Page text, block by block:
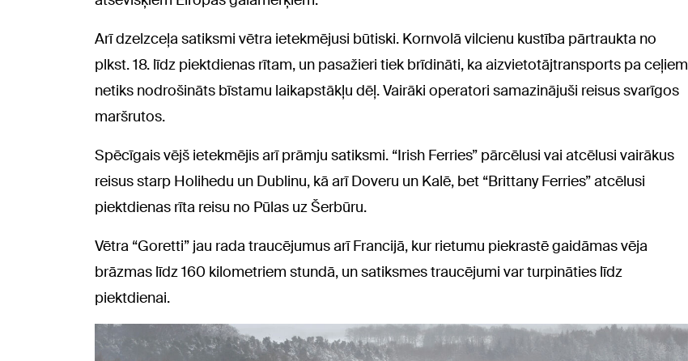
Arī dzelzceļa satiksmi vētra ietekmējusi būtiski. Kornvolā vilcienu kustība pārtraukta no
plkst. 18. līdz piektdienas rītam, un pasažieri tiek brīdināti, ka aizvietotājtransports pa ceļiem
netiks nodrošināts bīstamu laikapstākļu dēļ. Vairāki operatori samazinājuši reisus svarīgos
maršrutos.
Spēcīgais vējš ietekmējis arī prāmju satiksmi. “Irish Ferries” pārcēlusi vai atcēlusi vairākus
reisus starp Holihedu un Dublinu, kā arī Doveru un Kalē, bet “Brittany Ferries” atcēlusi
piektdienas rīta reisu no Pūlas uz Šerbūru.
Vētra “Goretti” jau rada traucējumus arī Francijā, kur rietumu piekrastē gaidāmas vēja
brāzmas līdz 160 kilometriem stundā, un satiksmes traucējumi var turpināties līdz
piektdienai.